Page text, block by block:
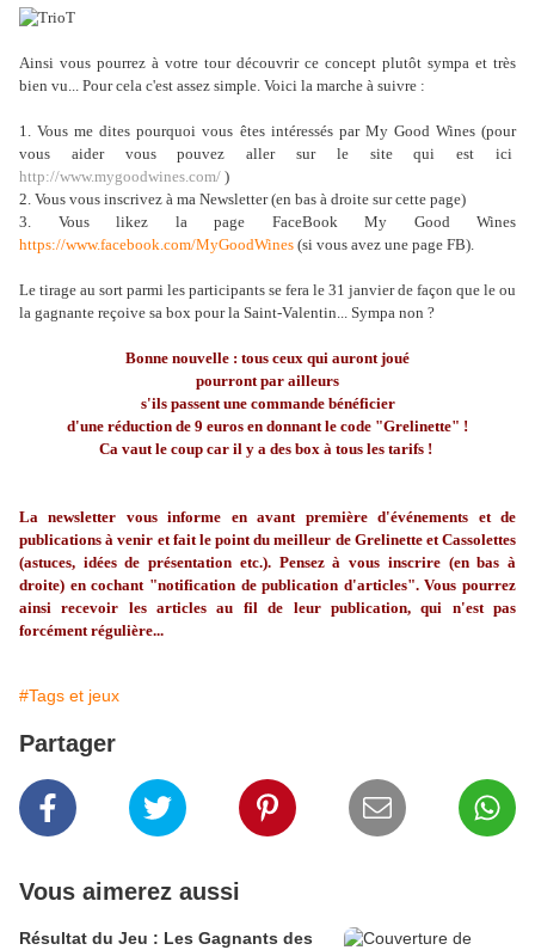
Ainsi vous pourrez à votre tour découvrir ce concept plutôt sympa et très
bien vu... Pour cela c'est assez simple. Voici la marche à suivre :
1. Vous me dites pourquoi vous êtes intéressés par My Good Wines (pour
vous aider vous pouvez aller sur le site qui est ici
http://www.mygoodwines.com/ )
2. Vous vous inscrivez à ma Newsletter (en bas à droite sur cette page)
3. Vous likez la page FaceBook My Good Wines
https://www.facebook.com/MyGoodWines (si vous avez une page FB).
Le tirage au sort parmi les participants se fera le 31 janvier de façon que le ou
la gagnante reçoive sa box pour la Saint-Valentin... Sympa non ?
Bonne nouvelle : tous ceux qui auront joué
pourront par ailleurs
s'ils passent une commande bénéficier
d'une réduction de 9 euros en donnant le code "Grelinette" !
Ca vaut le coup car il y a des box à tous les tarifs !
La newsletter vous informe en avant première d'événements et de
publications à venir et fait le point du meilleur de Grelinette et Cassolettes
(astuces, idées de présentation etc.). Pensez à vous inscrire (en bas à
droite) en cochant "notification de publication d'articles". Vous pourrez
ainsi recevoir les articles au fil de leur publication, qui n'est pas
forcément régulière...
#Tags et jeux
Partager
Vous aimerez aussi
Résultat du Jeu : Les Gagnants des